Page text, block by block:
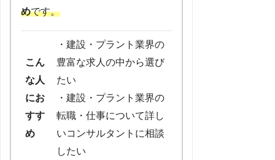
めです。
こん
な人
にお
すす
め
・建設・プラント業界の
豊富な求人の中から選び
たい
・建設・プラント業界の
転職・仕事について詳し
いコンサルタントに相談
したい